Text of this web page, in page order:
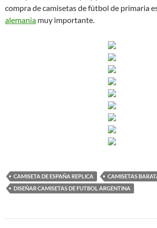
compra de camisetas de fútbol de primaria
alemania muy importante.
CAMISETA DE ESPAÑA REPLICA
CAMISETAS
DISEÑAR CAMISETAS DE FUTBOL ARGENTINA